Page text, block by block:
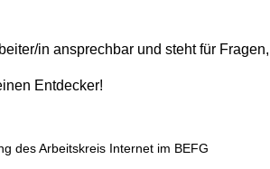
in ansprechbar und steht für
Entdecker!
des Arbeitskreis Internet im BEFG